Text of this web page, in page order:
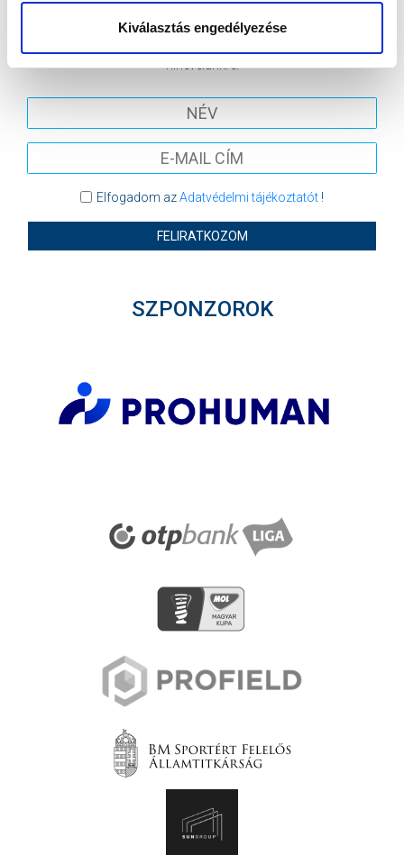
Kiválasztás engedélyezése
hírlevelünkre:
Elfogadom azAdatvédelmi tájékoztatót!
FELIRATKOZOM
SZPONZOROK